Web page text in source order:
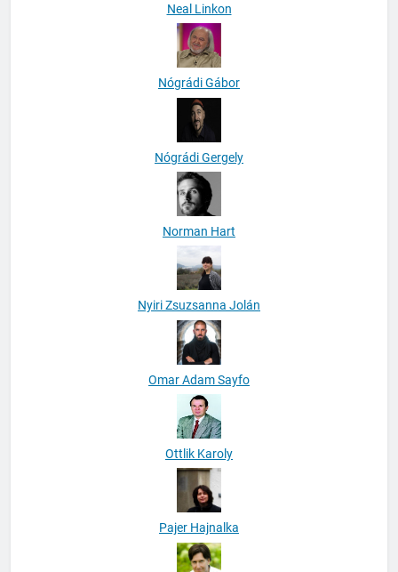
Neal Linkon
Nógrádi Gábor
Nógrádi Gergely
Norman Hart
Nyiri Zsuzsanna Jolán
Omar Adam Sayfo
Ottlik Karoly
Pajer Hajnalka